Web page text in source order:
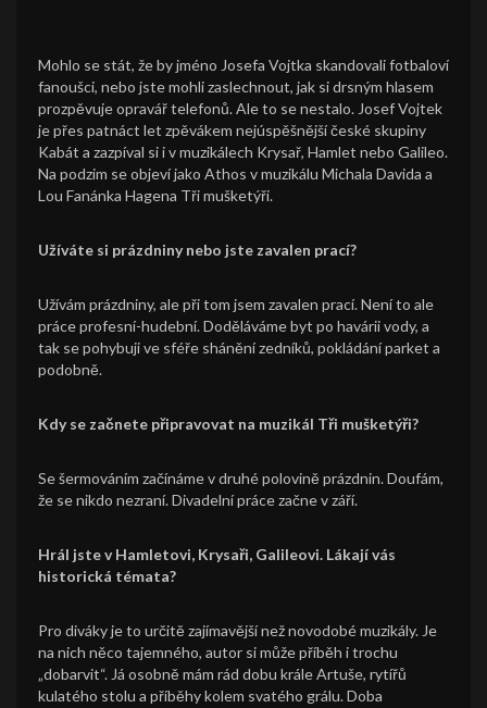
Mohlo se stát, že by jméno Josefa Vojtka skandovali fotbaloví
fanoušci, nebo jste mohli zaslechnout, jak si drsným hlasem
prozpěvuje opravář telefonů. Ale to se nestalo. Josef Vojtek
je přes patnáct let zpěvákem nejúspěšnější české skupiny
Kabát a zazpíval si i v muzikálech Krysař, Hamlet nebo Galileo.
Na podzim se objeví jako Athos v muzikálu Michala Davida a
Lou Fanánka Hagena Tři mušketýři.
Užíváte si prázdniny nebo jste zavalen prací?
Užívám prázdniny, ale při tom jsem zavalen prací. Není to ale
práce profesní-hudební. Doděláváme byt po havárii vody, a
tak se pohybuji ve sféře shánění zedníků, pokládání parket a
podobně.
Kdy se začnete připravovat na muzikál Tři mušketýři?
Se šermováním začínáme v druhé polovině prázdnin. Doufám,
že se nikdo nezraní. Divadelní práce začne v září.
Hrál jste v Hamletovi, Krysaři, Galileovi. Lákají vás
historická témata?
Pro diváky je to určitě zajímavější než novodobé muzikály. Je
na nich něco tajemného, autor si může příběh i trochu
„dobarvit“. Já osobně mám rád dobu krále Artuše, rytířů
kulatého stolu a příběhy kolem svatého grálu. Doba